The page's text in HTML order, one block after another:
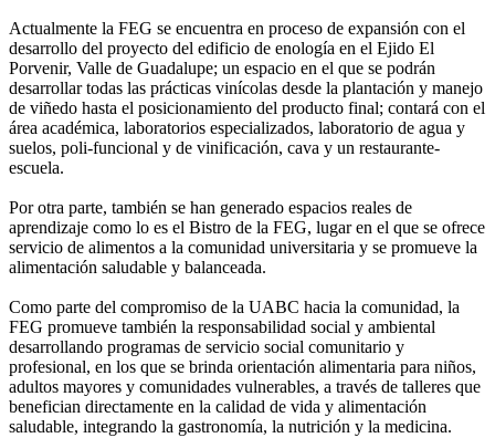
Actualmente la FEG se encuentra en proceso de expansión con el
desarrollo del proyecto del edificio de enología en el Ejido El
Porvenir, Valle de Guadalupe; un espacio en el que se podrán
desarrollar todas las prácticas vinícolas desde la plantación y manejo
de viñedo hasta el posicionamiento del producto final; contará con el
área académica, laboratorios especializados, laboratorio de agua y
suelos, poli-funcional y de vinificación, cava y un restaurante-
escuela.
Por otra parte, también se han generado espacios reales de
aprendizaje como lo es el Bistro de la FEG, lugar en el que se ofrece
servicio de alimentos a la comunidad universitaria y se promueve la
alimentación saludable y balanceada.
Como parte del compromiso de la UABC hacia la comunidad, la
FEG promueve también la responsabilidad social y ambiental
desarrollando programas de servicio social comunitario y
profesional, en los que se brinda orientación alimentaria para niños,
adultos mayores y comunidades vulnerables, a través de talleres que
benefician directamente en la calidad de vida y alimentación
saludable, integrando la gastronomía, la nutrición y la medicina.